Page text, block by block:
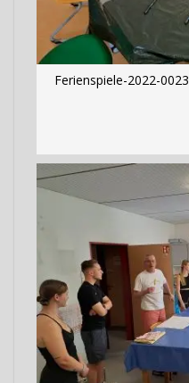
Ferienspiele-2022-0023